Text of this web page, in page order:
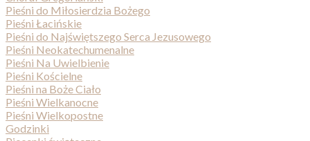
Pieśni do Miłosierdzia Bożego
Pieśni Łacińskie
Pieśni do Najświętszego Serca Jezusowego
Pieśni Neokatechumenalne
Pieśni Na Uwielbienie
Pieśni Kościelne
Pieśni na Boże Ciało
Pieśni Wielkanocne
Pieśni Wielkopostne
Godzinki